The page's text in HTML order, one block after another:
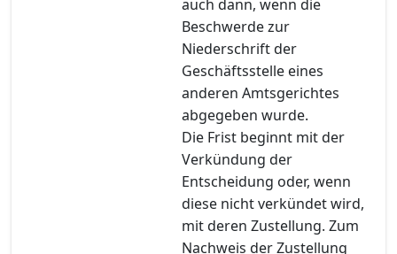
auch dann, wenn die
Beschwerde zur
Niederschrift der
Geschäftsstelle eines
anderen Amtsgerichtes
abgegeben wurde.
Die Frist beginnt mit der
Verkündung der
Entscheidung oder, wenn
diese nicht verkündet wird,
mit deren Zustellung. Zum
Nachweis der Zustellung